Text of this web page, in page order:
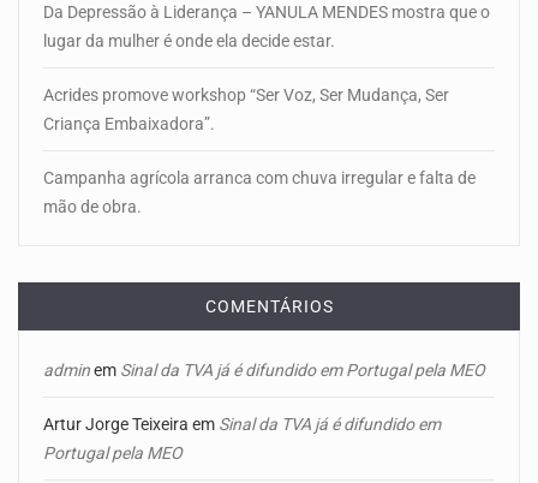
Da Depressão à Liderança – YANULA MENDES mostra que o
lugar da mulher é onde ela decide estar.
Acrides promove workshop “Ser Voz, Ser Mudança, Ser
Criança Embaixadora”.
Campanha agrícola arranca com chuva irregular e falta de
mão de obra.
COMENTÁRIOS
adminem Sinal da TVA já é difundido em Portugal pela MEO
Artur Jorge Teixeira em Sinal da TVA já é difundido em
Portugal pela MEO